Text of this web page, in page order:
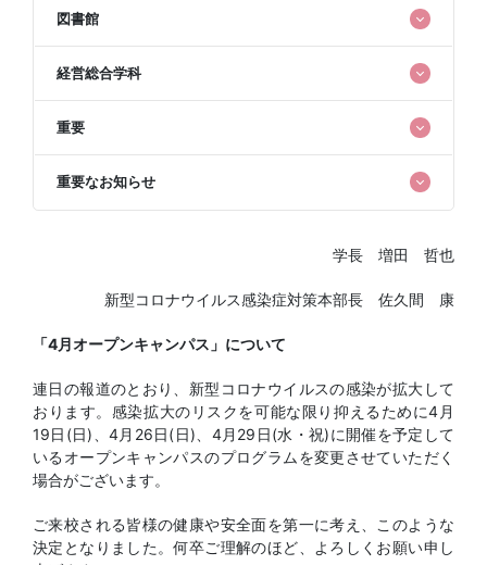
図書館
経営総合学科
重要
重要なお知らせ
学長 増田 哲也
新型コロナウイルス感染症対策本部長 佐久間 康
「4月オープンキャンパス」について
連日の報道のとおり、新型コロナウイルスの感染が拡大して
おります。感染拡大のリスクを可能な限り抑えるために4月
19日(日)、4月26日(日)、4月29日(水・祝)に開催を予定して
いるオープンキャンパスのプログラムを変更させていただく
場合がございます。
ご来校される皆様の健康や安全面を第一に考え、このような
決定となりました。何卒ご理解のほど、よろしくお願い申し